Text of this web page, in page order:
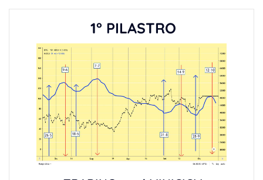
1° PILASTRO